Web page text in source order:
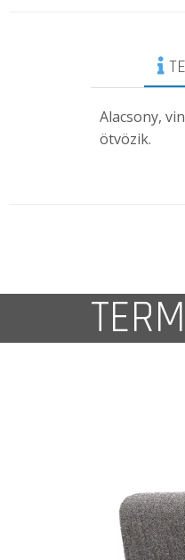
Alacsony,
ötvözik.